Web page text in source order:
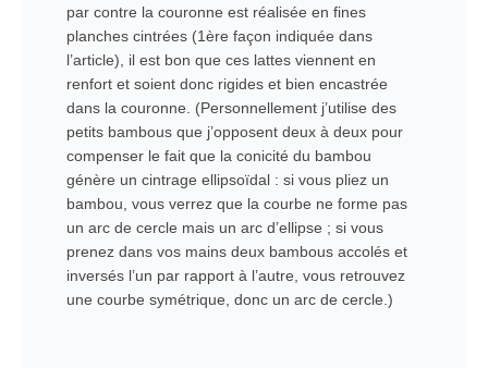
par contre la couronne est réalisée en fines
planches cintrées (1ère façon indiquée dans
l’article), il est bon que ces lattes viennent en
renfort et soient donc rigides et bien encastrée
dans la couronne. (Personnellement j’utilise des
petits bambous que j’opposent deux à deux pour
compenser le fait que la conicité du bambou
génère un cintrage ellipsoïdal : si vous pliez un
bambou, vous verrez que la courbe ne forme pas
un arc de cercle mais un arc d’ellipse ; si vous
prenez dans vos mains deux bambous accolés et
inversés l’un par rapport à l’autre, vous retrouvez
une courbe symétrique, donc un arc de cercle.)